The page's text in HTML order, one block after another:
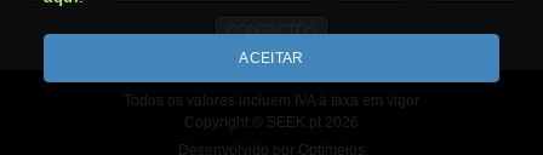
CONTACTOS
Todos os valores incluem IVA à taxa em vigor
Copyright © SEEK.pt 2026
Desenvolvido por Optimeios